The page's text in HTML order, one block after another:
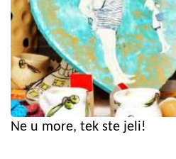
Ne u more, tek ste jeli!